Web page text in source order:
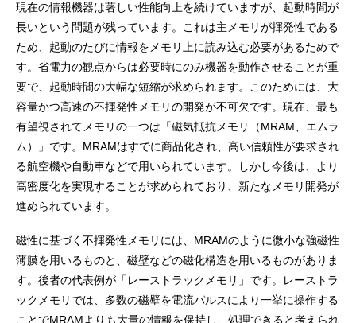
現在の情報機器は著しい性能向上を続けていますが、起動時間が
長いという問題が残っています。これは主メモリが揮発性である
ため、起動のたびに情報をメモリ上に読み込む必要があるためで
す。省電力の観点からは必要時にのみ機器を動作させることが重
要で、起動時間の大幅な短縮が求められます。このためには、大
容量かつ高速の不揮発性メモリの開発が不可欠です。現在、最も
有望視されてメモリの一つは「磁気抵抗メモリ（MRAM、エムラ
ム）」です。MRAMはすでに商品化され、高い信頼性が要求され
る航空機や自動車などで用いられています。しかし今後は、より
高密度化を実現することが求められており、新たなメモリ開発が
進められています。
磁性に基づく不揮発性メモリには、MRAMのように微小な強磁性
薄膜を用いるものと、磁壁などの磁化構造を用いるものがありま
す。後者の代表例が「レーストラックメモリ」です。レーストラ
ックメモリでは、多数の磁壁を電流パルスにより一挙に操作する
ことでMRAMよりも大量の情報を保持し、処理できると考えられ